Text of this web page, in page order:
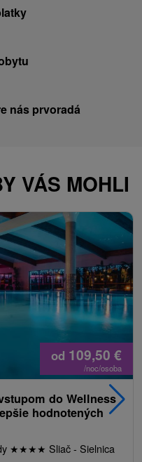
nás prvoradá
VÁS MOHLI
od 109,50 €
/noc/osoba
do Wellness
hodnotených
★★★★ Sliač - Sielnica